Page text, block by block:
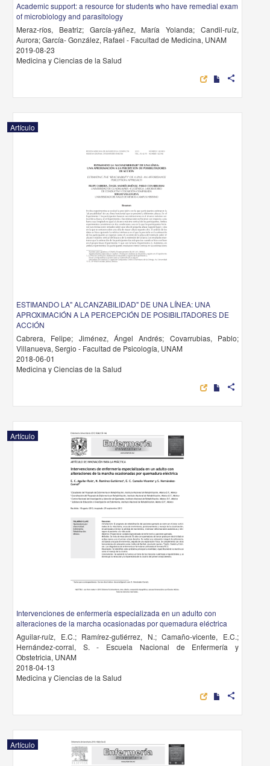
Academic support: a resource for students who have remedial exam
of microbiology and parasitology
Meraz-ríos, Beatriz; García-yáñez, María Yolanda; Candil-ruíz,
Aurora; García- González, Rafael - Facultad de Medicina, UNAM
2019-08-23
Medicina y Ciencias de la Salud
share
Artículo
ESTIMANDO LA" ALCANZABILIDAD" DE UNA LÍNEA: UNA
APROXIMACIÓN A LA PERCEPCIÓN DE POSIBILITADORES DE
ACCIÓN
Cabrera, Felipe; Jiménez, Ángel Andrés; Covarrubias, Pablo;
Villanueva, Sergio - Facultad de Psicología, UNAM
2018-06-01
Medicina y Ciencias de la Salud
share
Artículo
Intervenciones de enfermería especializada en un adulto con
alteraciones de la marcha ocasionadas por quemadura eléctrica
Aguilar-ruíz, E.C.; Ramírez-gutiérrez, N.; Camaño-vicente, E.C.;
Hernández-corral, S. - Escuela Nacional de Enfermería y
Obstetricia, UNAM
2018-04-13
Medicina y Ciencias de la Salud
share
Artículo